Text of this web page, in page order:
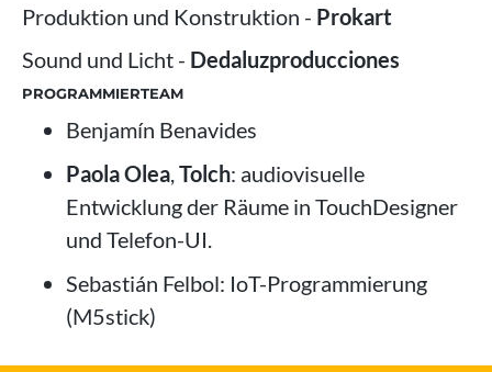
Produktion und Konstruktion - Prokart
Sound und Licht - Dedaluzproducciones
PROGRAMMIERTEAM
Benjamín Benavides
Paola Olea,Tolch: audiovisuelle
Entwicklung der Räume in TouchDesigner
und Telefon-UI.
Sebastián Felbol: IoT-Programmierung
(M5stick)